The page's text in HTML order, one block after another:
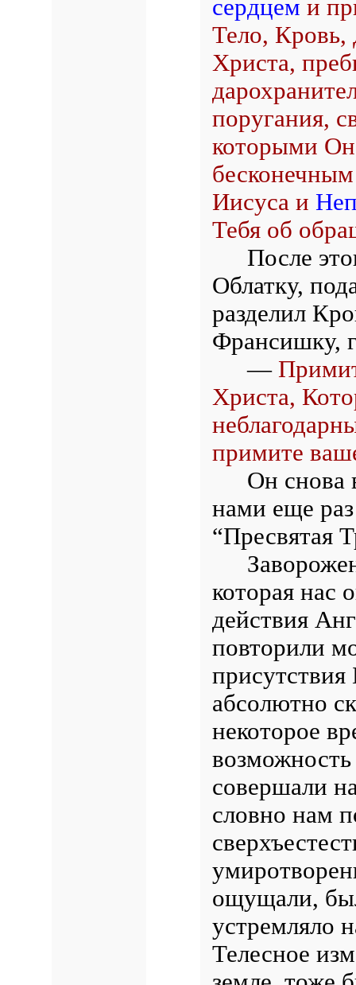
сердцем и
Тело,
Христа,
поругания,
которыми Он
Иисуса и
Тебя об
После
Облатку,
разделил
Франсишку,
—
Христа,
примите
Он снова
нами еще
“Пресвятая
которая нас
действия
повторили
абсолютно
некоторое
совершали
словно нам
ощущали,
устремляло
Телесное